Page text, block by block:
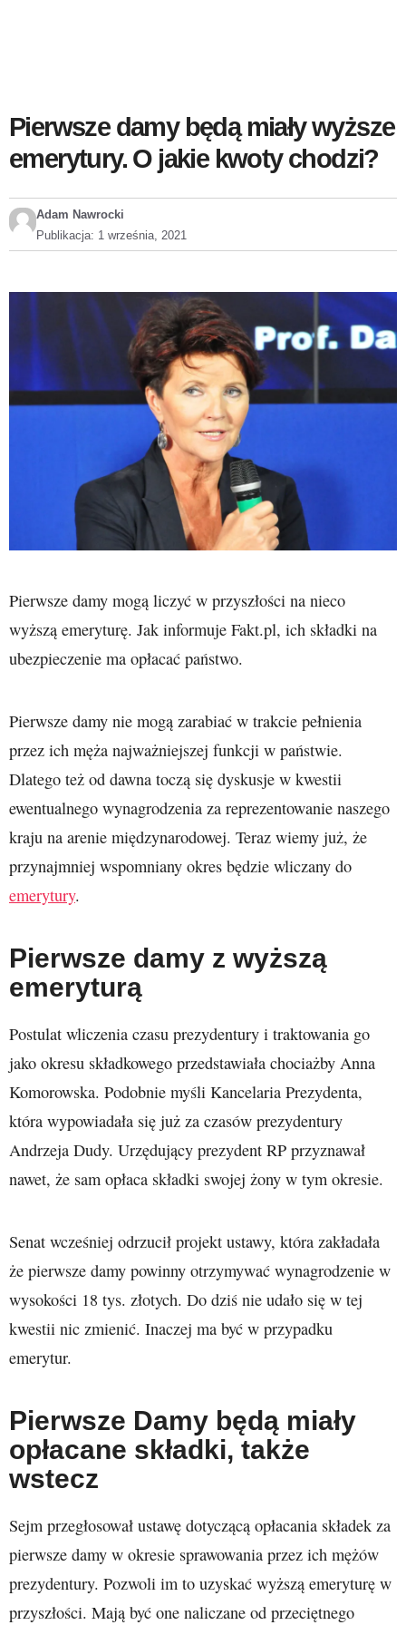
Pierwsze damy będą miały wyższe
emerytury. O jakie kwoty chodzi?
Adam Nawrocki
Publikacja: 1 września, 2021
Pierwsze damy mogą liczyć w przyszłości na nieco
wyższą emeryturę. Jak informuje Fakt.pl, ich składki na
ubezpieczenie ma opłacać państwo.
Pierwsze damy nie mogą zarabiać w trakcie pełnienia
przez ich męża najważniejszej funkcji w państwie.
Dlatego też od dawna toczą się dyskusje w kwestii
ewentualnego wynagrodzenia za reprezentowanie naszego
kraju na arenie międzynarodowej. Teraz wiemy już, że
przynajmniej wspomniany okres będzie wliczany do
emerytury.
Pierwsze damy z wyższą
emeryturą
Postulat wliczenia czasu prezydentury i traktowania go
jako okresu składkowego przedstawiała chociażby Anna
Komorowska. Podobnie myśli Kancelaria Prezydenta,
która wypowiadała się już za czasów prezydentury
Andrzeja Dudy. Urzędujący prezydent RP przyznawał
nawet, że sam opłaca składki swojej żony w tym okresie.
Senat wcześniej odrzucił projekt ustawy, która zakładała
że pierwsze damy powinny otrzymywać wynagrodzenie w
wysokości 18 tys. złotych. Do dziś nie udało się w tej
kwestii nic zmienić. Inaczej ma być w przypadku
emerytur.
Pierwsze Damy będą miały
opłacane składki, także
wstecz
Sejm przegłosował ustawę dotyczącą opłacania składek za
pierwsze damy w okresie sprawowania przez ich mężów
prezydentury. Pozwoli im to uzyskać wyższą emeryturę w
przyszłości. Mają być one naliczane od przeciętnego